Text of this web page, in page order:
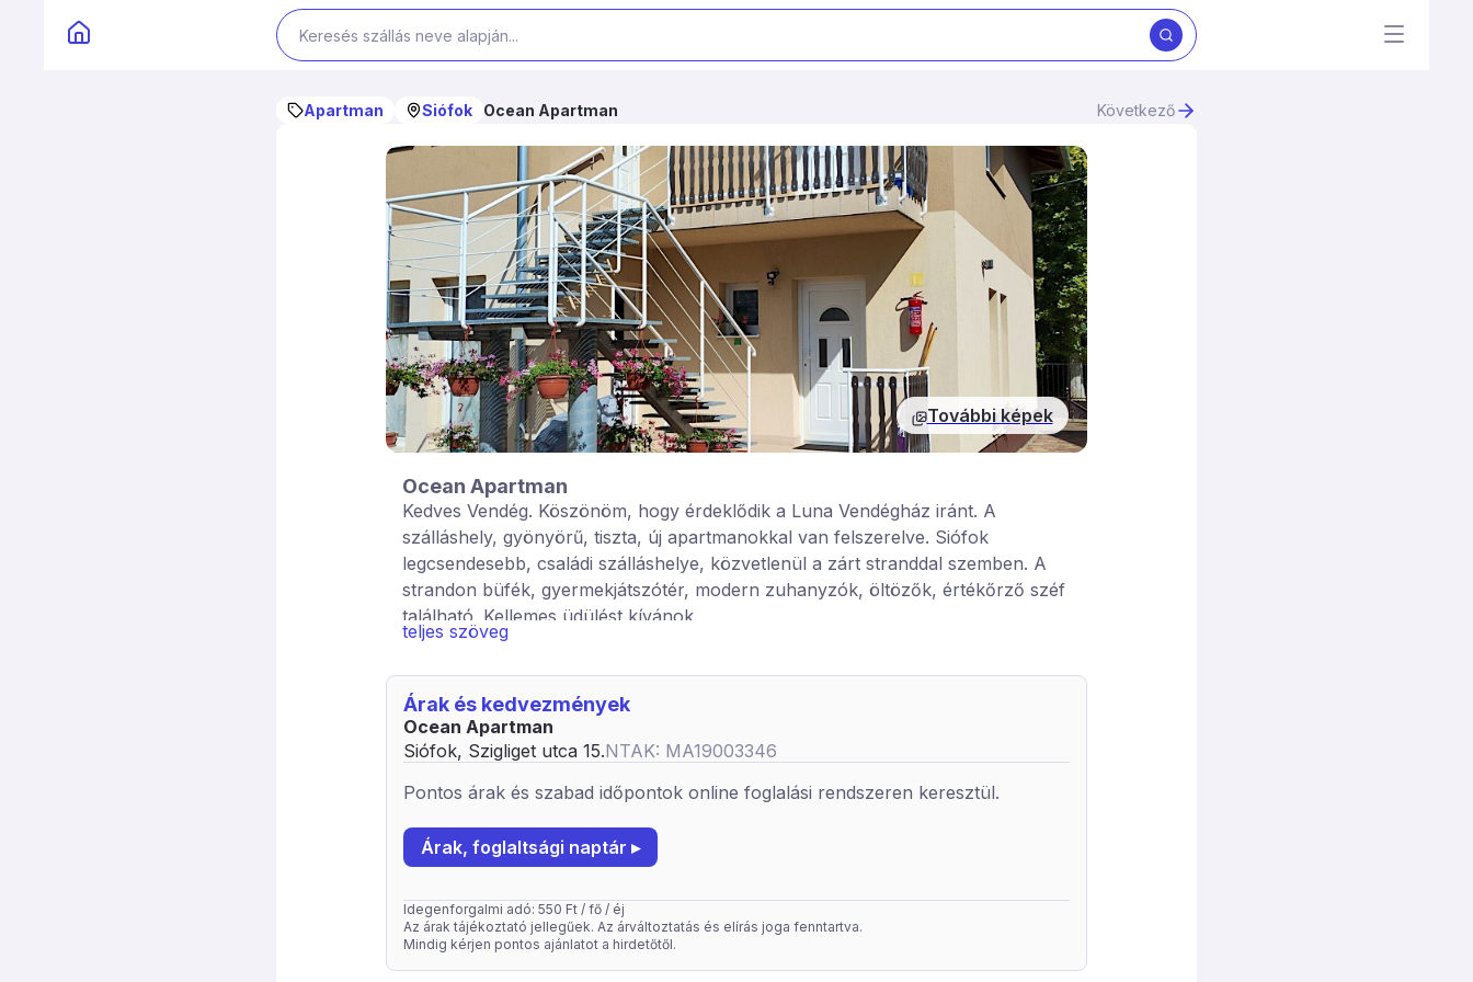
Apartman Siófok Ocean Apartman Következő
További képek
Ocean Apartman
Kedves Vendég. Köszönöm, hogy érdeklődik a Luna Vendégház iránt. A
szálláshely, gyönyörű, tiszta, új apartmanokkal van felszerelve. Siófok
legcsendesebb, családi szálláshelye, közvetlenül a zárt stranddal szemben. A
strandon büfék, gyermekjátszótér, modern zuhanyzók, öltözők, értékőrző széf
található. Kellemes üdülést kívánok.
Extra szolgáltatások: kerthelyiség.
A szállashely típusa: apartman
Emeleti Tourist 4 fős apartman 1 hálótérrel, max. 4 fő
teljes szöveg
Árak és kedvezmények
Ocean Apartman
Siófok, Szigliget utca 15.NTAK: MA19003346
Pontos árak és szabad időpontok online foglalási rendszeren keresztül.
Árak, foglaltsági naptár ▸
Idegenforgalmi adó: 550 Ft / fő / éj
Az árak tájékoztató jellegűek. Az árváltoztatás és elírás joga fenntartva.
Mindig kérjen pontos ajánlatot a hirdetőtől.